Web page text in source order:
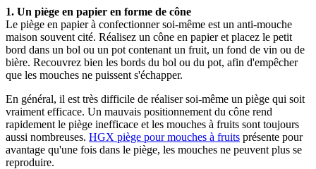
1. Un piège en papier en forme de cône
Le piège en papier à confectionner soi-même est un anti-mouche
maison souvent cité. Réalisez un cône en papier et placez le petit
bord dans un bol ou un pot contenant un fruit, un fond de vin ou de
bière. Recouvrez bien les bords du bol ou du pot, afin d'empêcher
que les mouches ne puissent s'échapper.
En général, il est très difficile de réaliser soi-même un piège qui soit
vraiment efficace. Un mauvais positionnement du cône rend
rapidement le piège inefficace et les mouches à fruits sont toujours
aussi nombreuses. HGX piège pour mouches à fruits présente pour
avantage qu'une fois dans le piège, les mouches ne peuvent plus se
reproduire.